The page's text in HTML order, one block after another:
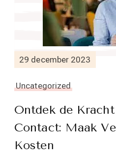
29 december 2023
Uncategorized
Ontdek de
Contact: Maak
Kosten